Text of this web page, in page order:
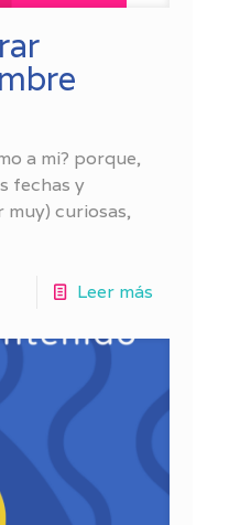
a mi? porque,
fechas y
curiosas,
Leer más